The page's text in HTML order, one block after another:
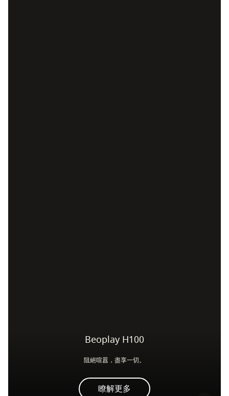
Beoplay H100
阻絕喧囂，盡享一切。
瞭解更多